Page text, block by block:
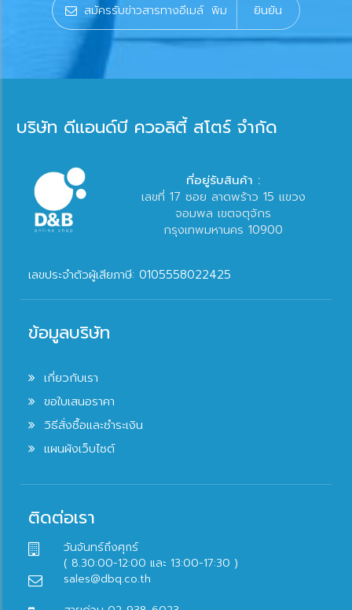
ยินยัน
บริษัท ดีแอนด์บี ควอลิตี้ สโตร์ จำกัด
ที่อยู่รับสินค้า :
เลขที่ 17 ซอย ลาดพร้าว 15 แขวง
จอมพล เขตจตุจักร
กรุงเทพมหานคร 10900
เลขประจำตัวผู้เสียภาษี: 0105558022425
ข้อมูลบริษัท
เกี่ยวกับเรา
ขอใบเสนอราคา
วิธีสั่งซื้อและชำระเงิน
แผนผังเว็บไซต์
ติดต่อเรา
วันจันทร์ถึงศุกร์
( 8.30:00-12:00 และ 13:00-17:30 )
sales@dbq.co.th